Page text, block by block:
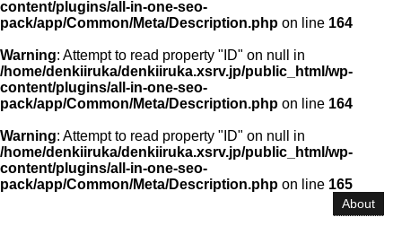
content/plugins/all-in-one-seo-
pack/app/Common/Meta/Description.php on line 164
Warning: Attempt to read property "ID" on null in
/home/denkiiruka/denkiiruka.xsrv.jp/public_html/wp-
content/plugins/all-in-one-seo-
pack/app/Common/Meta/Description.php on line 164
Warning: Attempt to read property "ID" on null in
/home/denkiiruka/denkiiruka.xsrv.jp/public_html/wp-
content/plugins/all-in-one-seo-
pack/app/Common/Meta/Description.php on line 165
About